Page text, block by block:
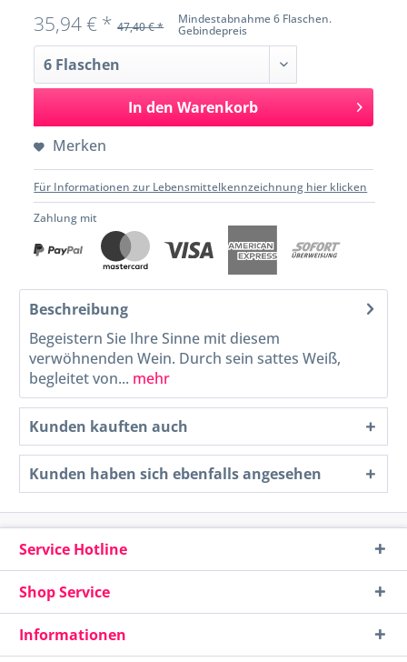
Mindestabnahme 6 Flaschen.
Gebindepreis
35,94 € * 47,40 € *
In den Warenkorb
Merken
Für Informationen zur Lebensmittelkennzeichnung hier klicken
Zahlung mit
Beschreibung
Begeistern Sie Ihre Sinne mit diesem
verwöhnenden Wein. Durch sein sattes Weiß,
begleitet von... mehr
Kunden kauften auch
Kunden haben sich ebenfalls angesehen
Service Hotline
Shop Service
Informationen